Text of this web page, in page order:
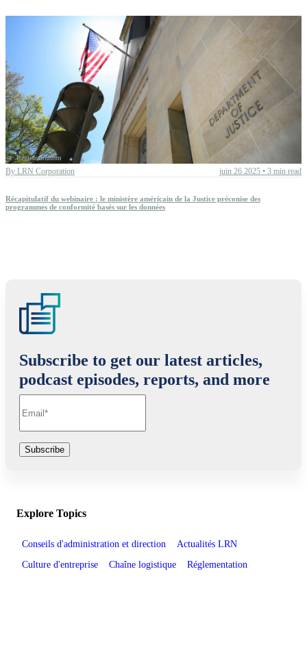
Réglementation
By LRN Corporation juin 26 2025 • 3 min read
Récapitulatif du webinaire : le ministère américain de la Justice préconise des
programmes de conformité basés sur les données
Subscribe to get our latest articles,
podcast episodes, reports, and more
Explore Topics
Conseils d'administration et direction
Actualités LRN
Culture d'entreprise
Chaîne logistique Réglementation